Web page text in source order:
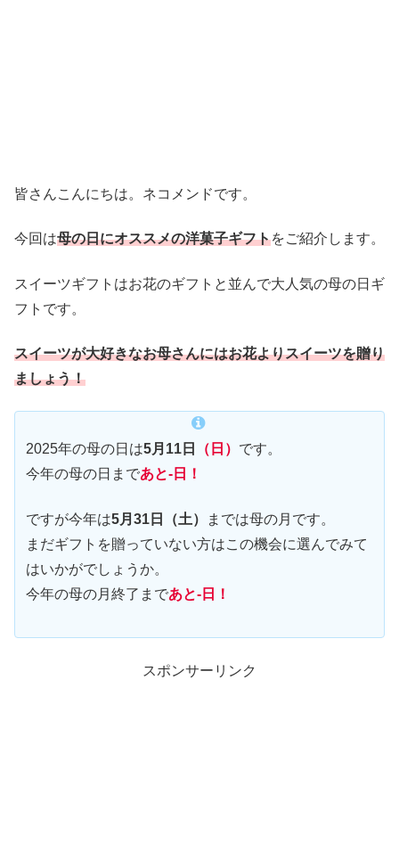
皆さんこんにちは。ネコメンドです。
今回は母の日にオススメの洋菓子ギフトをご紹介します。
スイーツギフトはお花のギフトと並んで大人気の母の日ギ
フトです。
スイーツが大好きなお母さんにはお花よりスイーツを贈り
ましょう！
2025年の母の日は5月11日 （日） です。
今年の母の日まであと-日！
ですが今年は5月31日（土）
までは母の月です。
まだギフトを贈っていない方はこの機会に選んでみて
はいかがでしょうか。
今年の母の月終了まであと-日！
スポンサーリンク